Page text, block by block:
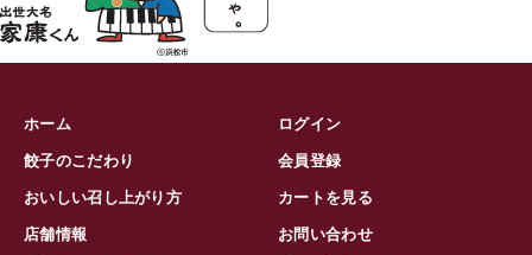
ホーム
餃子のこだわり
おいしい召し上がり方
店舗情報
ログイン
会員登録
カートを見る
お問い合わせ